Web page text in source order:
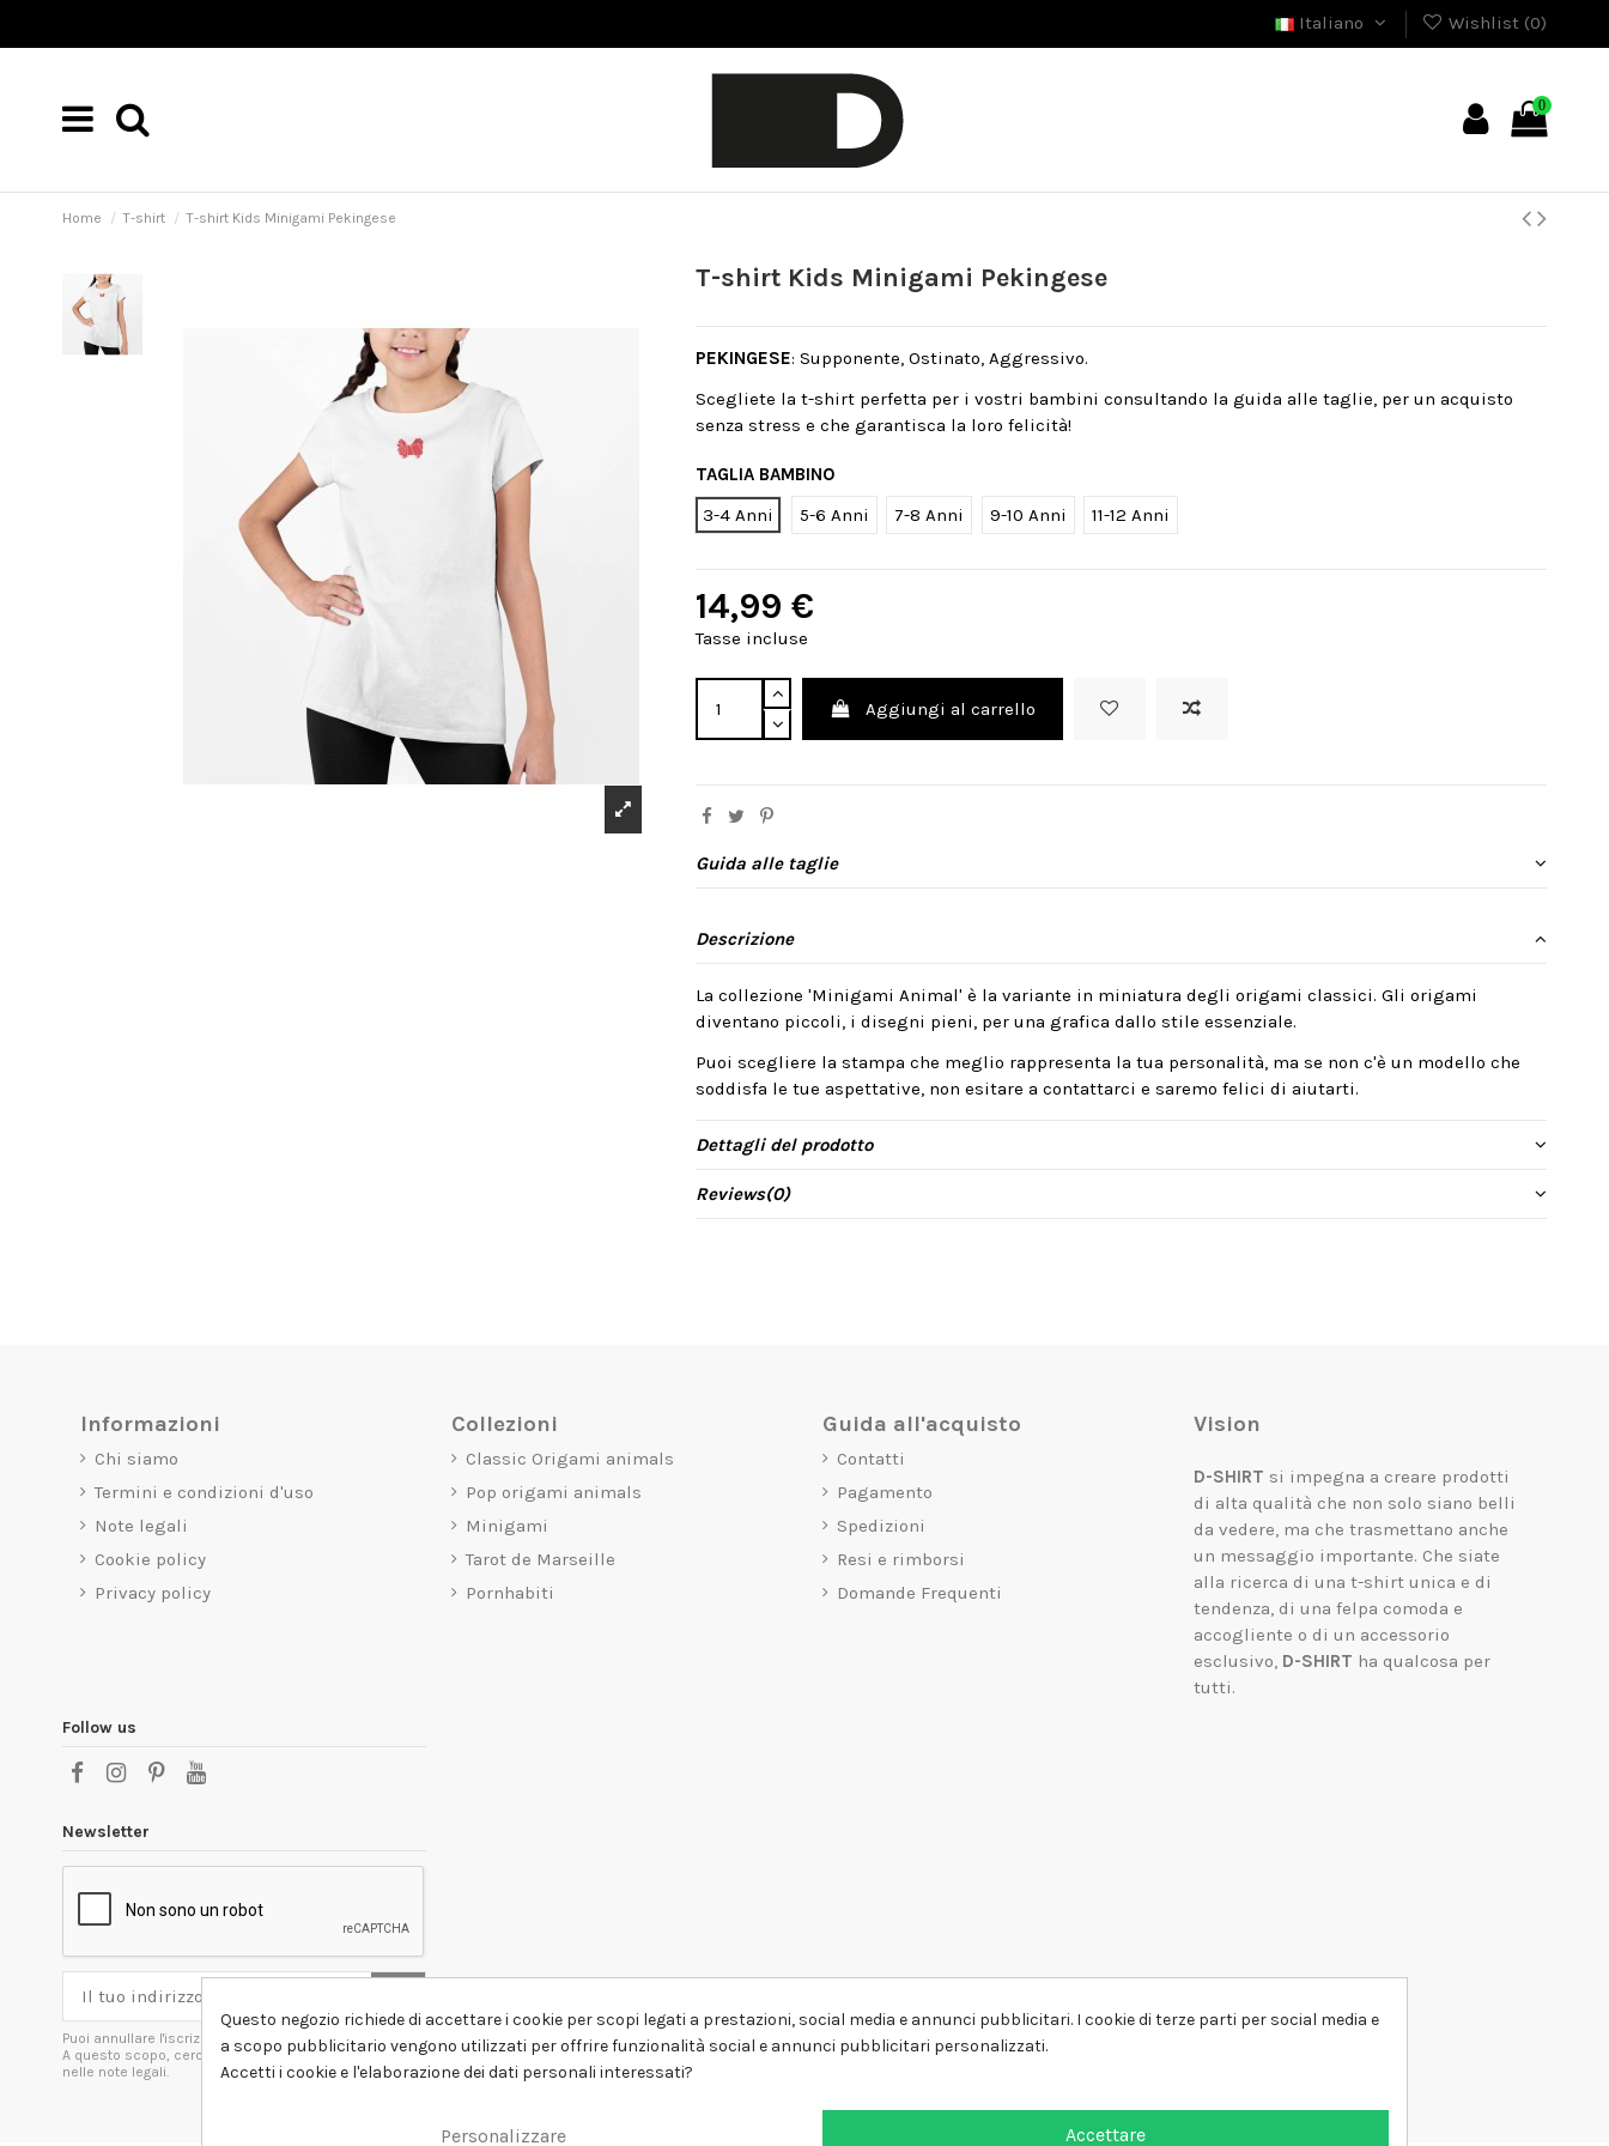
Italiano Wishlist (0)
0
Home T-shirt T-shirt Kids Minigami Pekingese
T-shirt Kids Minigami Pekingese
PEKINGESE: Supponente, Ostinato, Aggressivo.
Scegliete la t-shirt perfetta per i vostri bambini consultando la guida alle taglie, per un acquisto
senza stress e che garantisca la loro felicità!
TAGLIA BAMBINO
3-4 Anni
5-6 Anni 7-8 Anni 9-10 Anni 11-12 Anni
14,99 €
Tasse incluse
Aggiungi al carrello
Guida alle taglie
Descrizione
La collezione 'Minigami Animal' è la variante in miniatura degli origami classici. Gli origami
diventano piccoli, i disegni pieni, per una grafica dallo stile essenziale.
Puoi scegliere la stampa che meglio rappresenta la tua personalità, ma se non c'è un modello che
soddisfa le tue aspettative, non esitare a contattarci e saremo felici di aiutarti.
Dettagli del prodotto
Reviews(0)
Informazioni
Chi siamo
Termini e condizioni d'uso
Note legali
Cookie policy
Privacy policy
Collezioni
Classic Origami animals
Pop origami animals
Minigami
Tarot de Marseille
Pornhabiti
Guida all'acquisto
Contatti
Pagamento
Spedizioni
Resi e rimborsi
Domande Frequenti
Vision
D-SHIRT si impegna a creare prodotti
di alta qualità che non solo siano belli
da vedere, ma che trasmettano anche
un messaggio importante. Che siate
alla ricerca di una t-shirt unica e di
tendenza, di una felpa comoda e
accogliente o di un accessorio
esclusivo, D-SHIRT ha qualcosa per
tutti.
Follow us
Newsletter
Puoi annullare l'iscrizione in ogni momenti.
A questo scopo, cerca le info di contatto
nelle note legali.
Questo negozio richiede di accettare i cookie per scopi legati a prestazioni, social media e annunci pubblicitari. I cookie di terze parti per social media e
a scopo pubblicitario vengono utilizzati per offrire funzionalità social e annunci pubblicitari personalizzati.
Accetti i cookie e l'elaborazione dei dati personali interessati?
Accettare
Personalizzare